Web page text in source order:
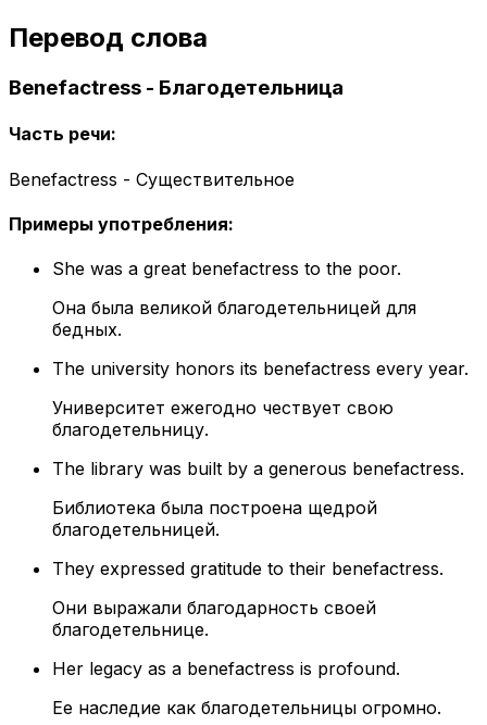
Перевод слова
Benefactress - Благодетельница
Часть речи:
Benefactress - Существительное
Примеры употребления:
She was a great benefactress to the poor.
Она была великой благодетельницей для
бедных.
The university honors its benefactress every year.
Университет ежегодно чествует свою
благодетельницу.
The library was built by a generous benefactress.
Библиотека была построена щедрой
благодетельницей.
They expressed gratitude to their benefactress.
Они выражали благодарность своей
благодетельнице.
Her legacy as a benefactress is profound.
Ее наследие как благодетельницы огромно.